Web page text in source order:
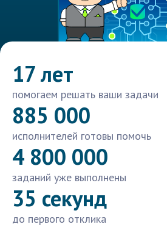
17 лет
помогаем решать ваши задачи
885 000
исполнителей готовы помочь
4 800 000
заданий уже выполнены
35 секунд
до первого отклика